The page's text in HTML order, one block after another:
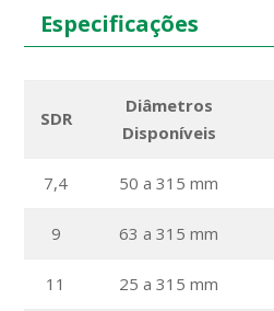
Especificações
SDR
Diâmetros
Disponíveis
7,4 50 a 315 mm
9 63 a 315 mm
11 25 a 315 mm